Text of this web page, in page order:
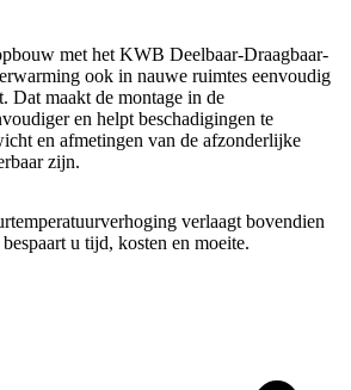
met het KWB Deelbaar-Draagbaar-
ook in nauwe ruimtes eenvoudig
Dat maakt de montage in de
en helpt beschadigingen te
en afmetingen van de afzonderlijke
zijn.
verlaagt bovendien
u tijd, kosten en moeite.